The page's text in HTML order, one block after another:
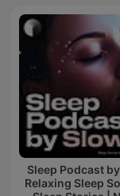
Sleep Podcast by
Relaxing Sleep